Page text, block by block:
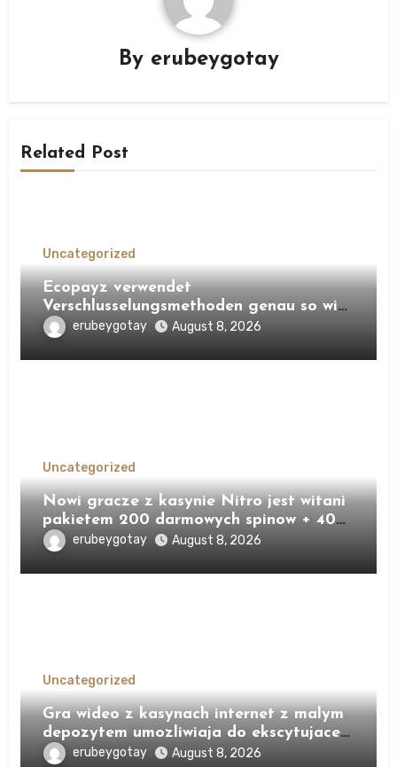
By erubeygotay
Related Post
Uncategorized
Ecopayz verwendet
Verschlusselungsmethoden genau so wie
SSL ferner TLS, damit Ihr Konto nach
schutzen
erubeygotay August 8, 2026
Uncategorized
Nowi gracze z kasynie Nitro jest witani
pakietem 200 darmowych spinow + 400
zl bonusu
erubeygotay August 8, 2026
Uncategorized
Gra wideo z kasynach internet z malym
depozytem umozliwiaja do ekscytujace
doswiadczenie, czyniac granie znacznie
erubeygotay August 8, 2026